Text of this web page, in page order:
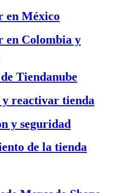
en México
en Colombia y
Tiendanube
y reactivar tienda
y seguridad
de la tienda